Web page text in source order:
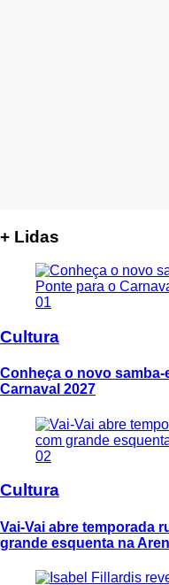
+ Lidas
01
Cultura
Conheça o novo
Carnaval 2027
02
Cultura
Vai-Vai abre temporada
grande esquenta na